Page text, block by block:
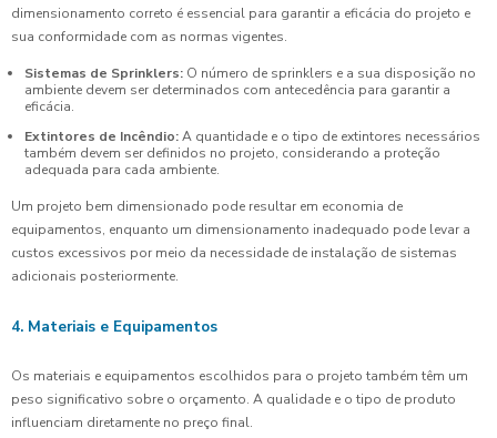
dimensionamento correto é essencial para garantir a eficácia do projeto e
sua conformidade com as normas vigentes.
Sistemas de Sprinklers: O número de sprinklers e a sua disposição no
ambiente devem ser determinados com antecedência para garantir a
eficácia.
Extintores de Incêndio:A quantidade e o tipo de extintores necessários
também devem ser definidos no projeto, considerando a proteção
adequada para cada ambiente.
Um projeto bem dimensionado pode resultar em economia de
equipamentos, enquanto um dimensionamento inadequado pode levar a
custos excessivos por meio da necessidade de instalação de sistemas
adicionais posteriormente.
4. Materiais e Equipamentos
Os materiais e equipamentos escolhidos para o projeto também têm um
peso significativo sobre o orçamento. A qualidade e o tipo de produto
influenciam diretamente no preço final.